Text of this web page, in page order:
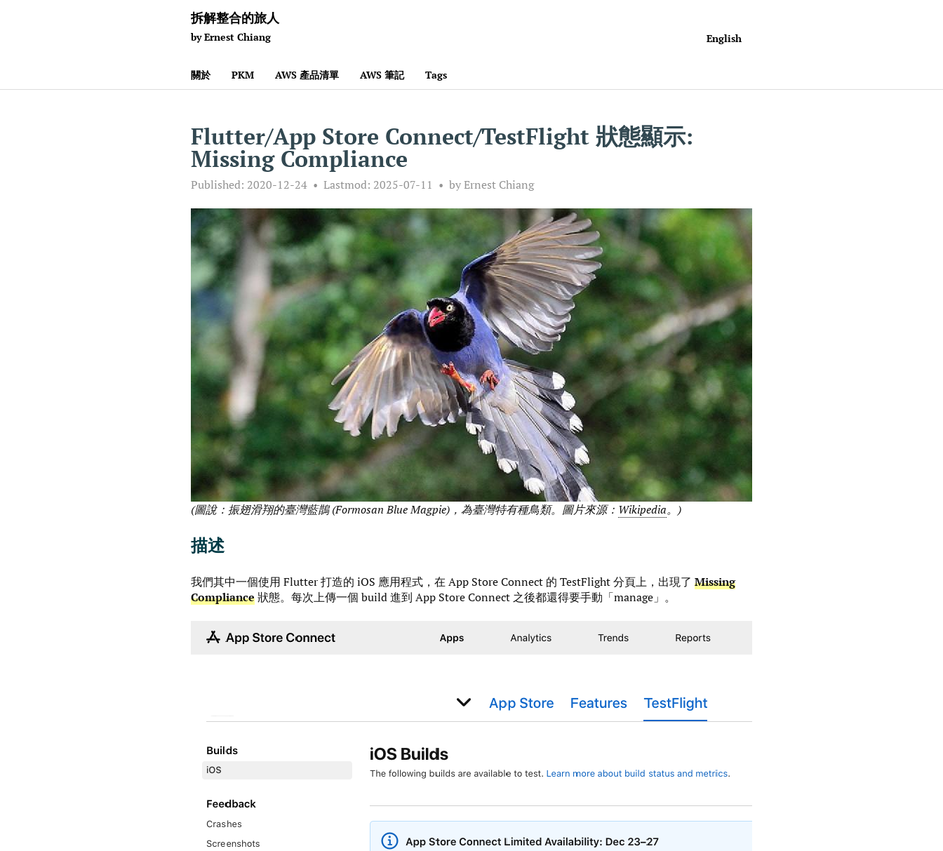
English
拆解整合的旅人
by Ernest Chiang
關於 PKM AWS 產品清單 AWS 筆記 Tags
Flutter/App Store Connect/TestFlight 狀態顯示:
Missing Compliance
Published: 2020-12-24 Lastmod: 2025-07-11 by Ernest Chiang
(圖說：振翅滑翔的臺灣藍鵲 (Formosan Blue Magpie)，為臺灣特有種鳥類。圖片來源： Wikipedia。)
描述
我們其中一個使用 Flutter 打造的 iOS 應用程式，在 App Store Connect 的 TestFlight 分頁上，出現了 Missing
Compliance狀態。每次上傳一個 build 進到 App Store Connect 之後都還得要手動「manage」。